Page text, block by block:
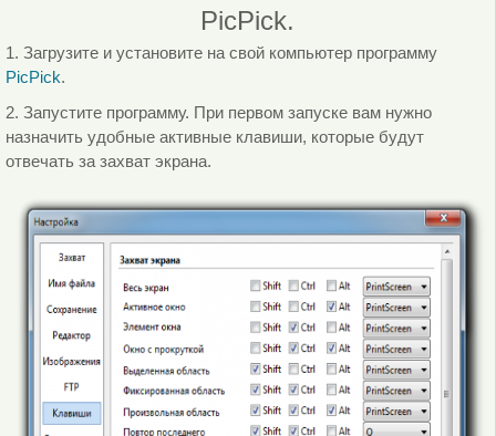
PicPick.
1. Загрузите и установите на свой компьютер программу
PicPick.
2. Запустите программу. При первом запуске вам нужно
назначить удобные активные клавиши, которые будут
отвечать за захват экрана.